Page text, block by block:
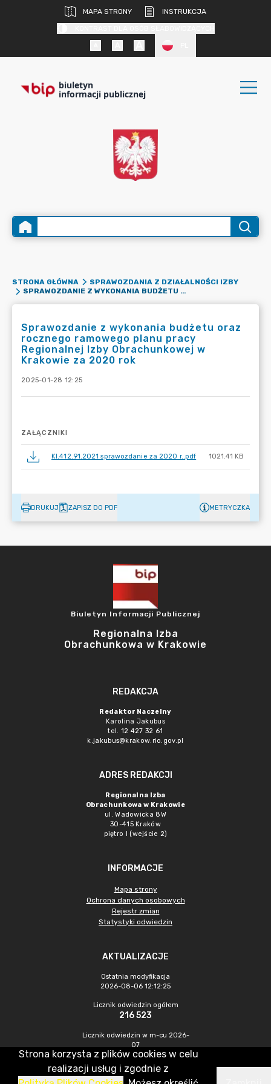
MAPA STRONY
INSTRUKCJA
biuletyn
informacji publicznej
STRONA GŁÓWNA
SPRAWOZDANIA Z DZIAŁALNOŚCI IZBY
SPRAWOZDANIE Z WYKONANIA BUDŻETU ORAZ ROCZNEGO RAMOWEGO PLANU PRACY REGIONALNEJ IZBY OBRACHUNKOWEJ W KRAKOWIE ZA 2020 ROK
Sprawozdanie z wykonania budżetu oraz
rocznego ramowego planu pracy
Regionalnej Izby Obrachunkowej w
Krakowie za 2020 rok
2025-01-28 12:25
ZAŁĄCZNIKI
KI.412.91.2021 sprawozdanie za 2020 r..pdf 1021.41 KB
DRUKUJ ZAPISZ DO PDF METRYCZKA
Biuletyn Informacji Publicznej
Regionalna Izba
Obrachunkowa w Krakowie
REDAKCJA
Redaktor Naczelny
Karolina Jakubus
tel. 12 427 32 61
k.jakubus@krakow.rio.gov.pl
ADRES REDAKCJI
Regionalna Izba
Obrachunkowa w Krakowie
ul. Wadowicka 8W
30-415 Kraków
piętro I (wejście 2)
INFORMACJE
Mapa strony
Ochrona danych osobowych
Rejestr zmian
Statystyki odwiedzin
AKTUALIZACJE
Ostatnia modyfikacja
2026-08-06 12:12:25
Licznik odwiedzin ogółem
216 523
Licznik odwiedzin w m-cu 2026-
07
530
CMS & Hosting: Nefeni Sp. z o.o.
Strona korzysta z plików cookies w celu
realizacji usług i zgodnie z